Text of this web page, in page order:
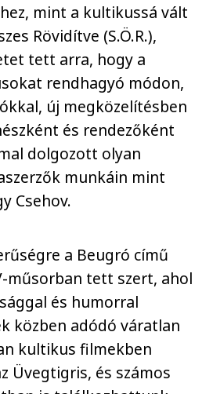
mint a kultikussá vált
Rövidítve (S.Ö.R.),
tett arra, hogy a
rendhagyó módon,
új megközelítésben
és rendezőként
dolgozott olyan
munkáin mint
Csehov.
a Beugró című
műsorban tett szert, ahol
és humorral
közben adódó váratlan
kultikus filmekben
Üvegtigris, és számos